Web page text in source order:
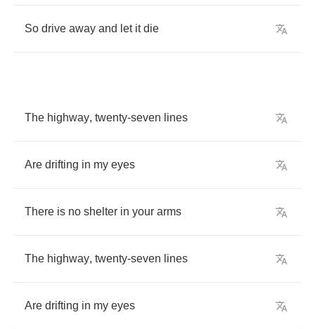
So drive away and let it die
The highway, twenty-seven lines
Are drifting in my eyes
There is no shelter in your arms
The highway, twenty-seven lines
Are drifting in my eyes